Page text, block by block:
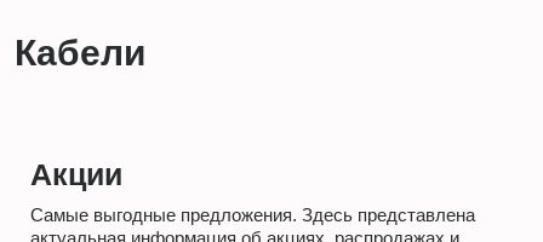
Кабели
Акции
Самые выгодные предложения. Здесь представлена